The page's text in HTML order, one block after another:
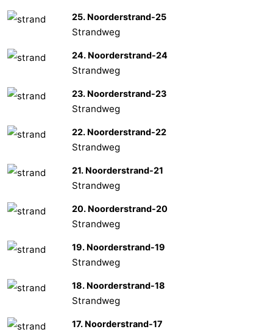
Schouwen 25. Noorderstrand-25
Strandweg
24. Noorderstrand-24
Strandweg
23. Noorderstrand-23
Strandweg
22. Noorderstrand-22
Strandweg
21. Noorderstrand-21
Strandweg
20. Noorderstrand-20
Strandweg
19. Noorderstrand-19
Strandweg
18. Noorderstrand-18
Strandweg
17. Noorderstrand-17